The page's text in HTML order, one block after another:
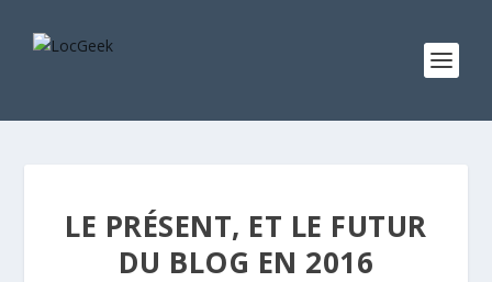
LE PRÉSENT, ET LE FUTUR
DU BLOG EN 2016